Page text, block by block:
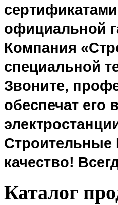
официальной
Компания
специальной
Звоните,
обеспечат его
качество!
Каталог